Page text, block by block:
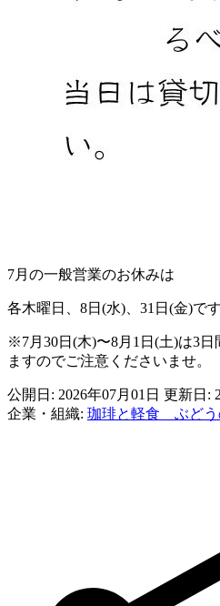
7月の一般営業のお休みは
各木曜日、8日(水)、31日(金)です
※7月30日(木)〜8月1日(土)は3
ますのでご注意くださいませ。
公開日: 2026年07月01日 更新日:
企業・組織: 珈琲と軽食 ぶどう